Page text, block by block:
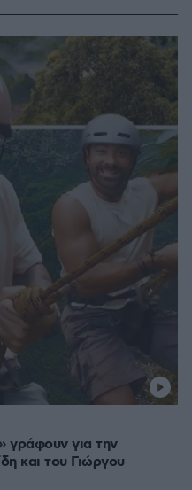
γράφουν για την
και του Γιώργου